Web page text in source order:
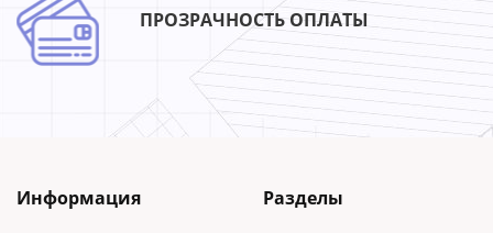
ПРОЗРАЧНОСТЬ ОПЛАТЫ
Информация Разделы